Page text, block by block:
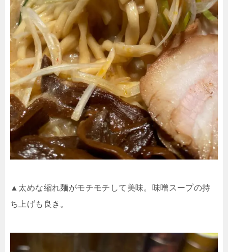
▲太めな縮れ麺がモチモチして美味。味噌スープの持
ち上げも良き。